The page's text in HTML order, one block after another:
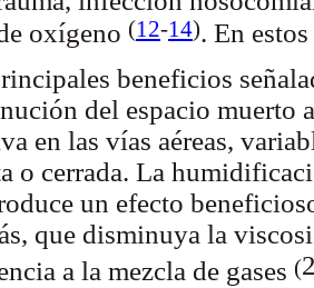
oxígeno (12-14). En
beneficios
del espacio muerto
en las vías aéreas,
o cerrada. La
un efecto
que disminuya la
a la mezcla de gases (